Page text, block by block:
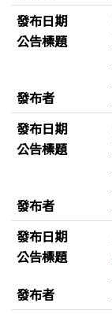
發布日期
公告標題
發布者
發布日期
公告標題
發布者
發布日期
公告標題
發布者